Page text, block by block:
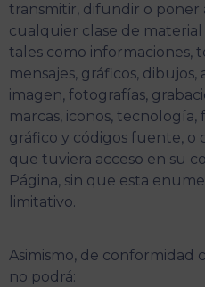
transmitir, difundir o poner
cualquier clase de
tales como informaciones,
mensajes, gráficos, dibujos,
imagen, fotografías,
marcas, iconos, tecnología,
gráfico y códigos fuente, o
que tuviera acceso en su
Página, sin que esta
limitativo.
Asimismo, de conformidad
no podrá: